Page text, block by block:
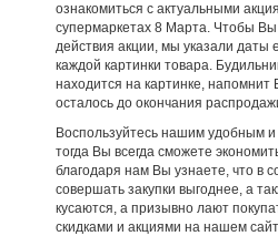
ознакомиться с актуальными
супермаркетах 8 Марта. Чтобы Вы
действия акции, мы указали даты
каждой картинки товара.
находится на картинке, напомнит
осталось до окончания
Воспользуйтесь нашим удобным
тогда Вы всегда сможете
благодаря нам Вы узнаете, что в
совершать закупки выгоднее, а
кусаются, а призывно лают
скидками и акциями на нашем